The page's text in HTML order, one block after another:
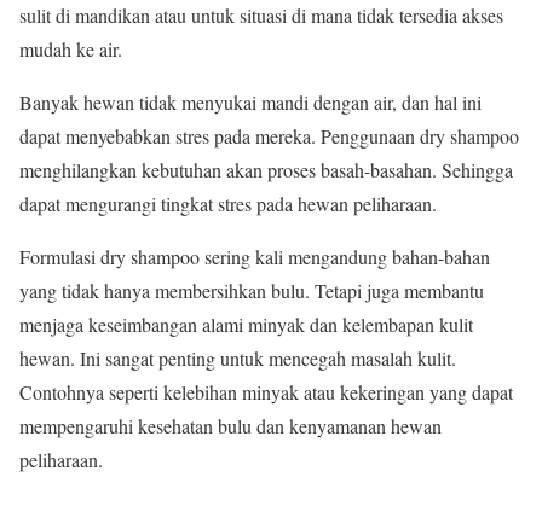
sulit di mandikan atau untuk situasi di mana tidak tersedia akses
mudah ke air.
Banyak hewan tidak menyukai mandi dengan air, dan hal ini
dapat menyebabkan stres pada mereka. Penggunaan dry shampoo
menghilangkan kebutuhan akan proses basah-basahan. Sehingga
dapat mengurangi tingkat stres pada hewan peliharaan.
Formulasi dry shampoo sering kali mengandung bahan-bahan
yang tidak hanya membersihkan bulu. Tetapi juga membantu
menjaga keseimbangan alami minyak dan kelembapan kulit
hewan. Ini sangat penting untuk mencegah masalah kulit.
Contohnya seperti kelebihan minyak atau kekeringan yang dapat
mempengaruhi kesehatan bulu dan kenyamanan hewan
peliharaan.